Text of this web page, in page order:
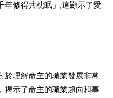
年修得共枕眠」,這顯示了愛
於理解命主的職業發展非常
揭示了命主的職業趨向和事